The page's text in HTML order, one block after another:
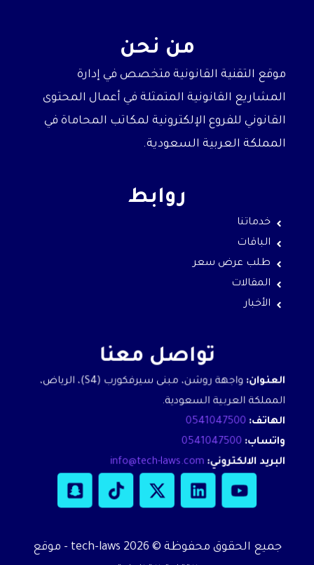
من نحن
موقع التقنية القانونية متخصص في إدارة
المشاريع القانونية المتمثلة في أعمال المحتوى
القانوني للفروع الإلكترونية لمكاتب المحاماة في
المملكة العربية السعودية.
روابط
خدماتنا
الباقات
طلب عرض سعر
المقالات
الأخبار
تواصل معنا
العنوان:
واجهة روشن، مبنى سيرفكورب (S4)، الرياض،
المملكة العربية السعودية.
الهاتف: 0541047500
واتساب: 0541047500
البريد الالكتروني: info@tech-laws.com
L
e
X
i
T
o
S
c
جميع الحقوق محفوظة © 2026 tech-laws - موقع